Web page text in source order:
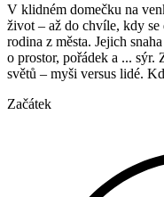
V klidném domečku na
život – až do chvíle, kdy se
rodina z města. Jejich
o prostor, pořádek a ... sýr.
světů – myši versus lidé.
Začátek